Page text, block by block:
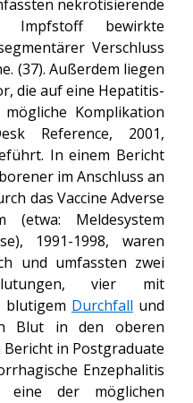
nekrotisierende
bewirkte
Verschluss
(37). Außerdem liegen
die auf eine Hepatitis-
Komplikation
Reference, 2001,
In einem Bericht
im Anschluss an
das Vaccine Adverse
(etwa: Meldesystem
1991-1998, waren
und umfassten zwei
vier mit
blutigem Durchfall und
Blut in den oberen
Bericht in Postgraduate
Enzephalitis
eine der möglichen